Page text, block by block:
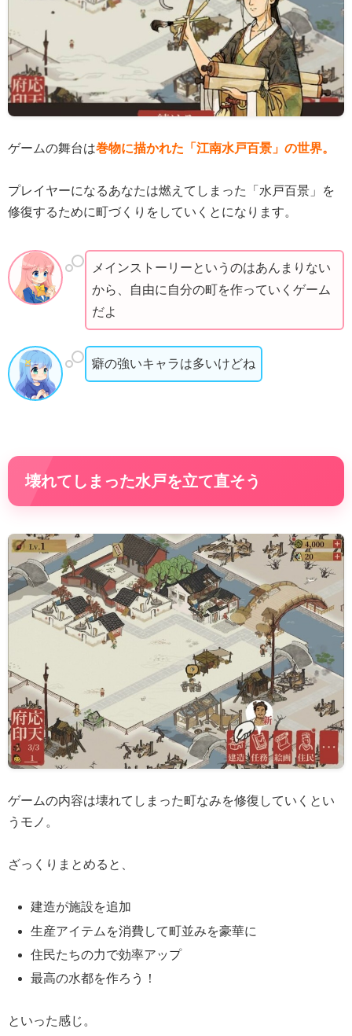
ゲームの舞台は巻物に描かれた「江南水戸百景」の世界。
プレイヤーになるあなたは燃えてしまった「水戸百景」を
修復するために町づくりをしていくとになります。
メインストーリーというのはあんまりない
から、自由に自分の町を作っていくゲーム
だよ
癖の強いキャラは多いけどね
壊れてしまった水戸を立て直そう
ゲームの内容は壊れてしまった町なみを修復していくとい
うモノ。
ざっくりまとめると、
建造が施設を追加
生産アイテムを消費して町並みを豪華に
住民たちの力で効率アップ
最高の水都を作ろう！
といった感じ。